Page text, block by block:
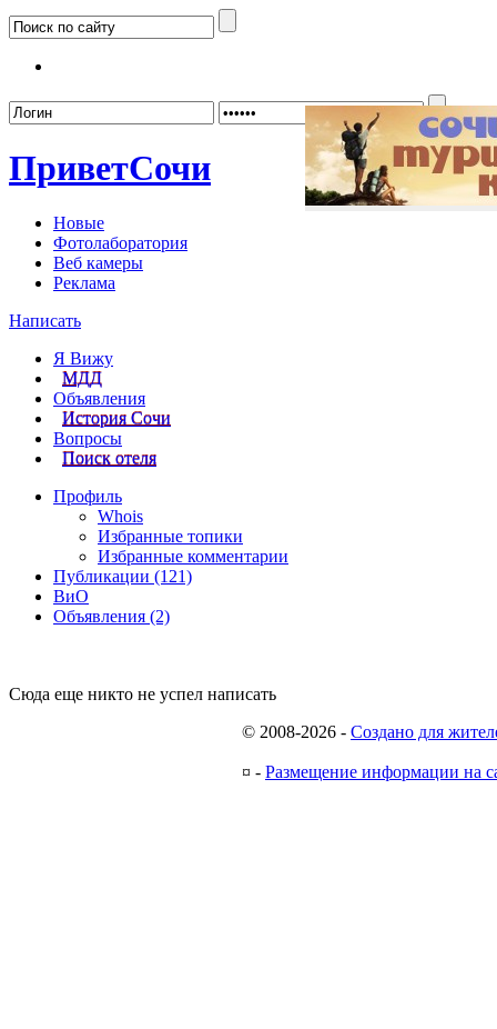
ПриветСочи
Новые
Фотолаборатория
Веб камеры
Реклама
Написать
Я Вижу
МДД
Объявления
История Сочи
Вопросы
Поиск отеля
Профиль
Whois
Избранные топики
Избранные комментарии
Публикации (121)
ВиО
Объявления (2)
Сюда еще никто не успел написать
© 2008-2026 - Создано для
¤ - Размещение информации на